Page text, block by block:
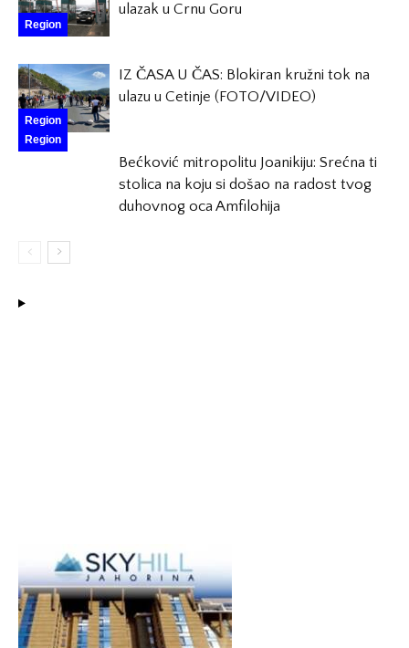
Region
ulazak u Crnu Goru
Region
IZ ČASA U ČAS: Blokiran kružni tok na
ulazu u Cetinje (FOTO/VIDEO)
Region
Bećković mitropolitu Joanikiju: Srećna ti
stolica na koju si došao na radost tvog
duhovnog oca Amfilohija